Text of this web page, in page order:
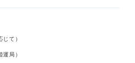
て）
局）